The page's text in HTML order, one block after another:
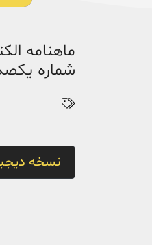
ماهنامه
شماره یکصد
نسخه